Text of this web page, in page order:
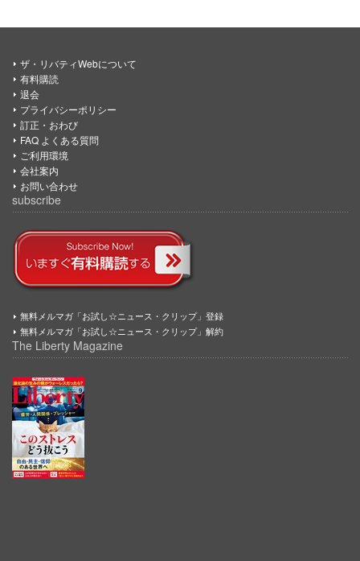
ザ・リバティWebについて
有料購読
退会
プライバシーポリシー
訂正・おわび
FAQ よくある質問
ご利用環境
会社案内
お問い合わせ
subscribe
無料メルマガ「お試し☆ニュース・クリップ」登録
無料メルマガ「お試し☆ニュース・クリップ」解約
The Liberty Magazine